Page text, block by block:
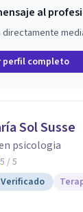
al
directamente
perfil completo
Sol Susse
psicologia
5 / 5
Verificado